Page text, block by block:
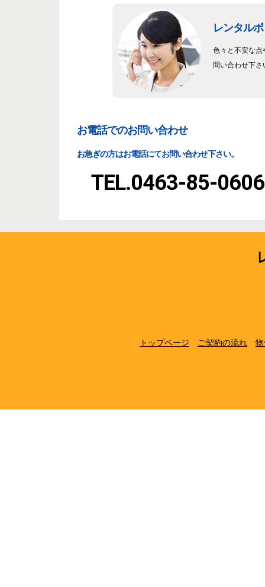
レンタル
色々と不安な点
問い合わせ下さ
お電話でのお問い合わせ
お急ぎの方はお電話にてお問い合わせ下さい。
TEL.0463-85-0606
トップページ ご契約の流れ